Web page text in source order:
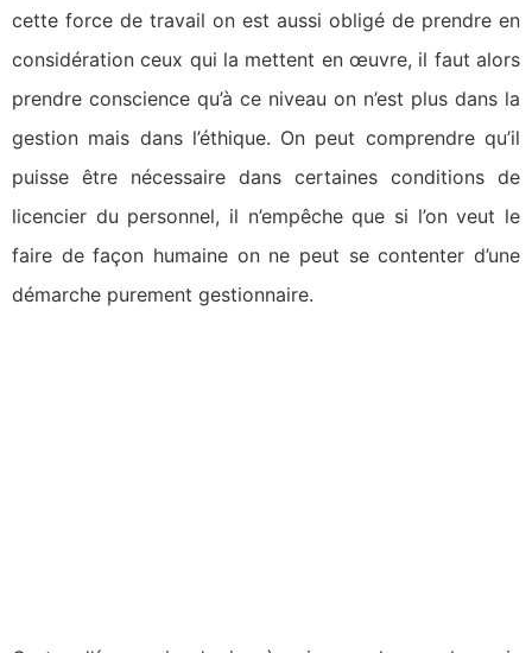
cette force de travail on est aussi obligé de prendre en
considération ceux qui la mettent en œuvre, il faut alors
prendre conscience qu’à ce niveau on n’est plus dans la
gestion mais dans l’éthique. On peut comprendre qu’il
puisse être nécessaire dans certaines conditions de
licencier du personnel, il n’empêche que si l’on veut le
faire de façon humaine on ne peut se contenter d’une
démarche purement gestionnaire.